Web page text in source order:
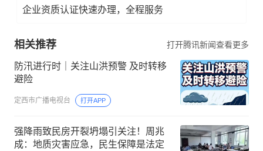
企业资质认证快速办理，全程服务
相关推荐 打开腾讯新闻查看更多
防汛进行时｜关注山洪预警 及时转移
避险
定西市广播电视台 打开APP
强降雨致民房开裂坍塌引关注！周兆
成：地质灾害应急，民生保障是法定